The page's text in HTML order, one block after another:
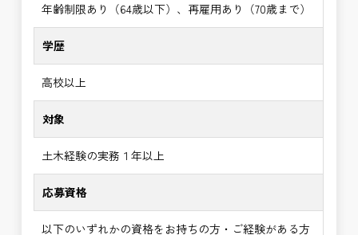
年齢制限あり（64歳以下）、再雇用あり（70歳まで）
学歴
高校以上
対象
土木経験の実務１年以上
応募資格
以下のいずれかの資格をお持ちの方・ご経験がある方